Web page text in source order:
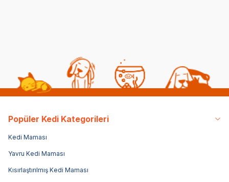
Popüler Kedi Kategorileri
Kedi Maması
Yavru Kedi Maması
Kısırlaştırılmış Kedi Maması